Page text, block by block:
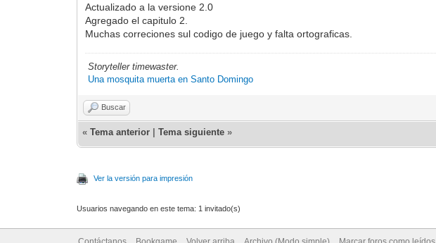
Actualizado a la versione 2.0
Agregado el capitulo 2.
Muchas correciones sul codigo de juego y falta ortograficas.
Storyteller timewaster.
Una mosquita muerta en Santo Domingo
Buscar
«Tema anterior |Tema siguiente »
Ver la versión para impresión
Usuarios navegando en este tema: 1 invitado(s)